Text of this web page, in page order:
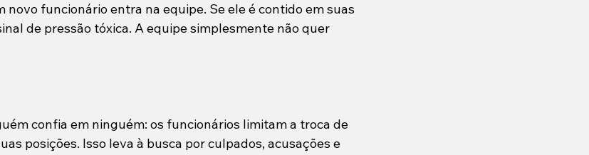
novo funcionário entra na equipe. Se ele é contido em suas
de pressão tóxica. A equipe simplesmente não quer
confia em ninguém: os funcionários limitam a troca de
posições. Isso leva à busca por culpados, acusações e